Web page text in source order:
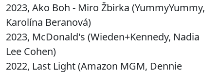
2023, Ako Boh - Miro Žbirka (YummyYummy,
Karolína Beranová)
2023, McDonald's (Wieden+Kennedy, Nadia
Lee Cohen)
2022, Last Light (Amazon MGM, Dennie